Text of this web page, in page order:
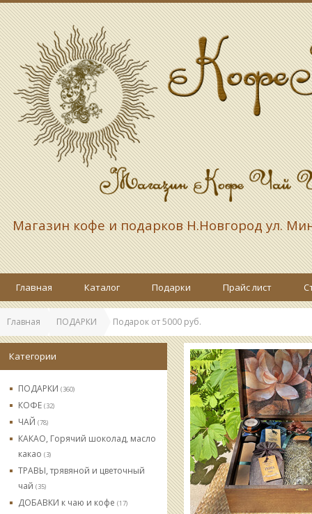
Магазин кофе и подарковН.Новгород ул.
Главная Каталог Подарки Прайс лист
Главная ПОДАРКИ Подарок от 5000 руб.
Категории
ПОДАРКИ (360)
КОФЕ (32)
ЧАЙ (78)
КАКАО, Горячий шоколад, масло
какао (3)
ТРАВЫ, трявяной и цветочный
чай (35)
ДОБАВКИ к чаю и кофе (17)